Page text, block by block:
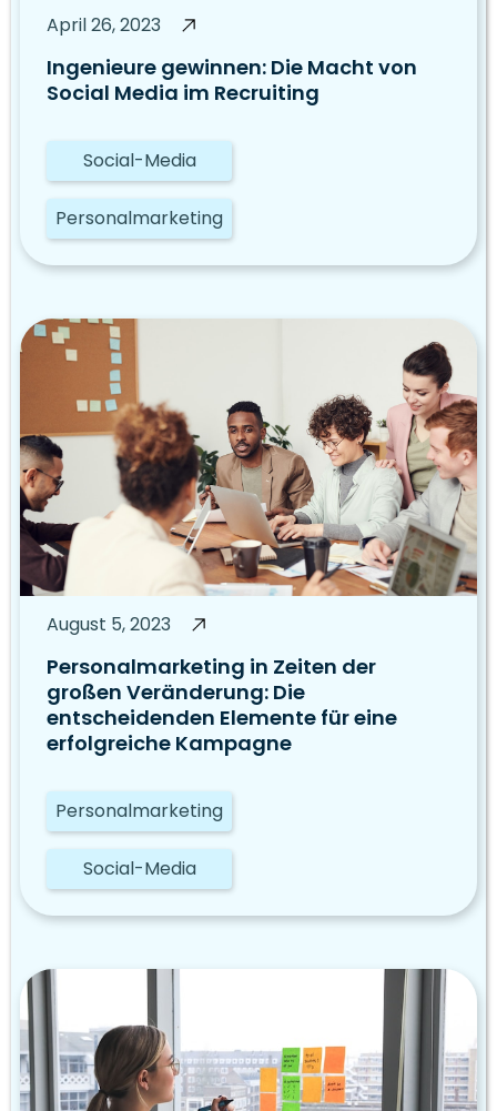
April 26, 2023
Ingenieure gewinnen: Die Macht von
Social Media im Recruiting
Social-Media
Personalmarketing
August 5, 2023
Personalmarketing in Zeiten der
großen Veränderung: Die
entscheidenden Elemente für eine
erfolgreiche Kampagne
Personalmarketing
Social-Media